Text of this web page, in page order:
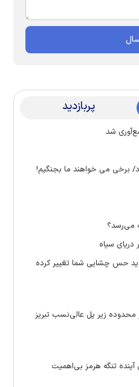
پربازدید
برخی می خواهند ما بجنگیم!
می‌رسد؟
دریای سیاه
حس چشایی شما تغییر کرده
زیر پل عالی‌نسب تبریز
آینده تنگه هرمز بی‌اهمیت